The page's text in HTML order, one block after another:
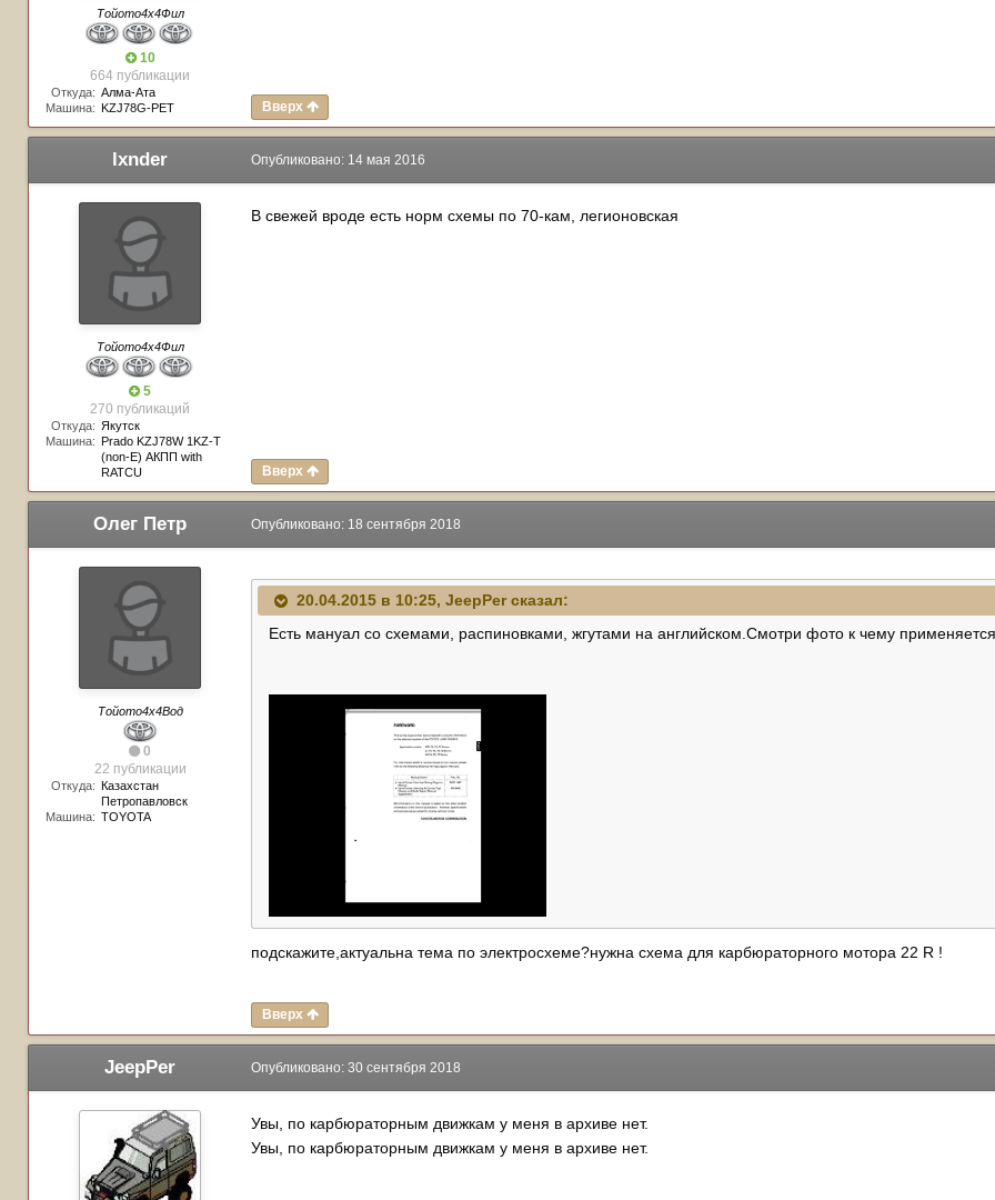
Тойото4х4Фил
10
664 публикации
Откуда: Алма-Ата
Машина: KZJ78G-PET Вверх
lxnder
Тойото4х4Фил
5
270 публикаций
Откуда: Якутск
Машина: Prado KZJ78W 1KZ-T
(non-E) АКПП with
RATCU
Опубликовано: 14 мая 2016
В свежей вроде есть норм схемы по 70-кам, легионовская
Вверх
Олег Петр
Тойото4х4Вод
0
22 публикации
Откуда: Казахстан
Петропавловск
Машина: TOYOTA
Опубликовано: 18 сентября 2018
20.04.2015 в 10:25, JeepPerсказал:
Есть мануал со схемами, распиновками, жгутами на английском.Смотри фото к чему
подскажите,актуальна тема по электросхеме?нужна схема для карбюраторного мотора 22 R !
Вверх
JeepPer Опубликовано: 30 сентября 2018
Увы, по карбюраторным движкам у меня в архиве нет.
Увы, по карбюраторным движкам у меня в архиве нет.